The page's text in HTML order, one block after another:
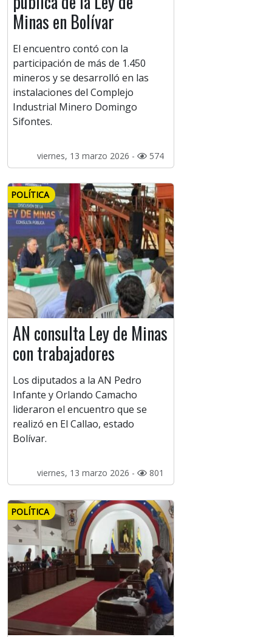
Minas en Bolívar
El encuentro contó con la
participación de más de 1.450
mineros y se desarrolló en las
instalaciones del Complejo
Industrial Minero Domingo
Sifontes.
viernes, 13 marzo 2026 - 574
POLÍTICA
AN consulta Ley de Minas
con trabajadores
Los diputados a la AN Pedro
Infante y Orlando Camacho
lideraron el encuentro que se
realizó en El Callao, estado
Bolívar.
viernes, 13 marzo 2026 - 801
POLÍTICA